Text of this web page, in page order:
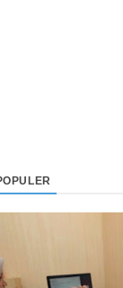
Syariah Di